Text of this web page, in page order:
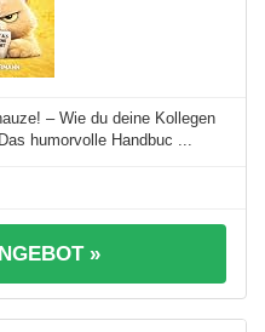
– Wie du deine Kollegen
humorvolle Handbuc ...
»